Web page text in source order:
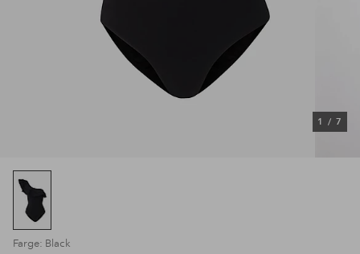
1 / 7
Farge: Black